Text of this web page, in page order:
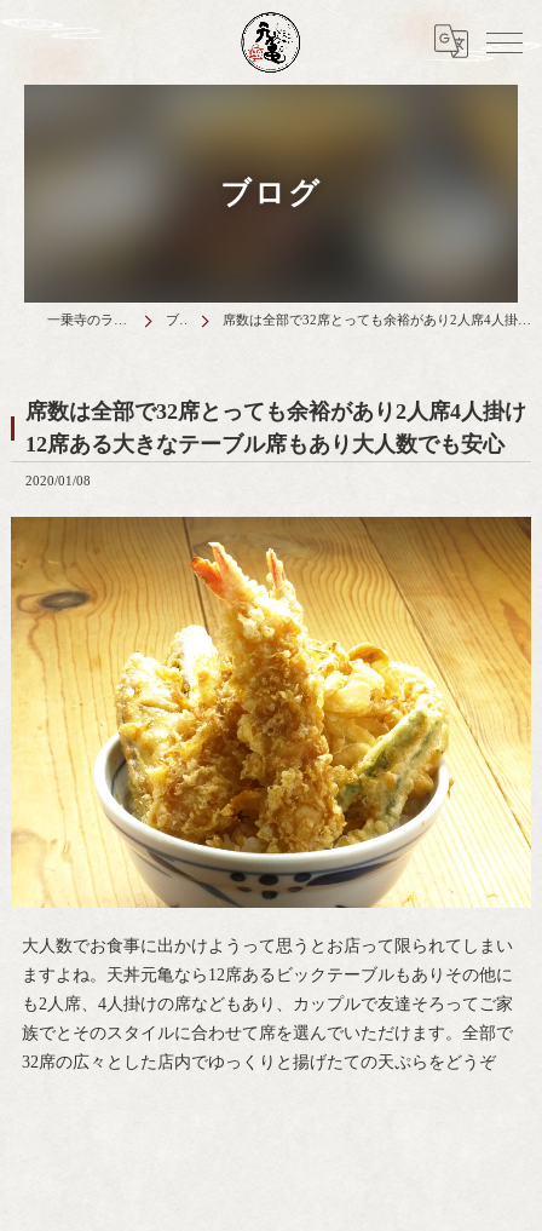
ブログ
ブログ 席数は全部で32席とっても余裕があり2人席4人掛け12席ある大きなテーブル席もあり大人数でも安心
席数は全部で32席とっても余裕があり2人席4人掛け
12席ある大きなテーブル席もあり大人数でも安心
2020/01/08
大人数でお食事に出かけようって思うとお店って限られてしまい
ますよね。天丼元亀なら12席あるビックテーブルもありその他に
も2人席、4人掛けの席などもあり、カップルで友達そろってご家
族でとそのスタイルに合わせて席を選んでいただけます。全部で
32席の広々とした店内でゆっくりと揚げたての天ぷらをどうぞ